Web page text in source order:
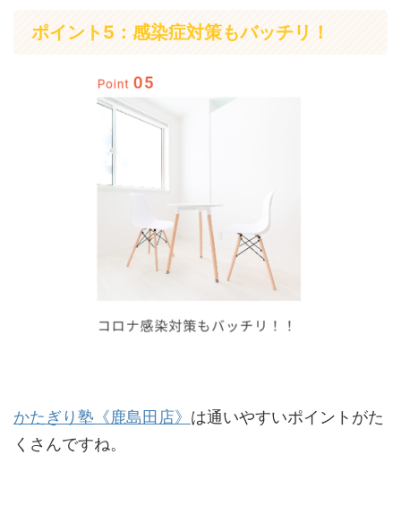
ポイント5：感染症対策もバッチリ！
かたぎり塾《鹿島田店》 は通いやすいポイントがた
くさんですね。